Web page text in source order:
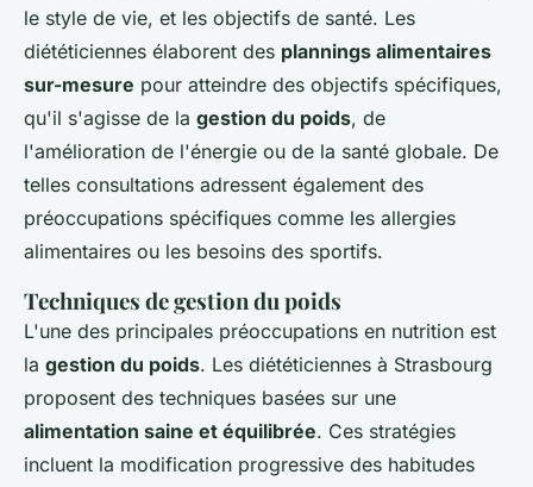
le style de vie, et les objectifs de santé. Les
diététiciennes élaborent des plannings alimentaires
sur-mesure pour atteindre des objectifs spécifiques,
qu'il s'agisse de la gestion du poids, de
l'amélioration de l'énergie ou de la santé globale. De
telles consultations adressent également des
préoccupations spécifiques comme les allergies
alimentaires ou les besoins des sportifs.
Techniques de gestion du poids
L'une des principales préoccupations en nutrition est
la gestion du poids. Les diététiciennes à Strasbourg
proposent des techniques basées sur une
alimentation saine et équilibrée. Ces stratégies
incluent la modification progressive des habitudes